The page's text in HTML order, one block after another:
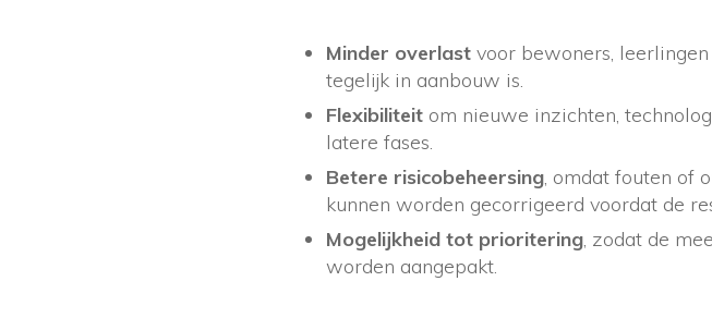
Minder overlast voor bewoners,
tegelijk in aanbouw is.
Flexibiliteit om nieuwe inzichten,
latere fases.
Betere risicobeheersing, omdat fouten of
kunnen worden gecorrigeerd voordat de
Mogelijkheid tot prioritering, zodat de
worden aangepakt.